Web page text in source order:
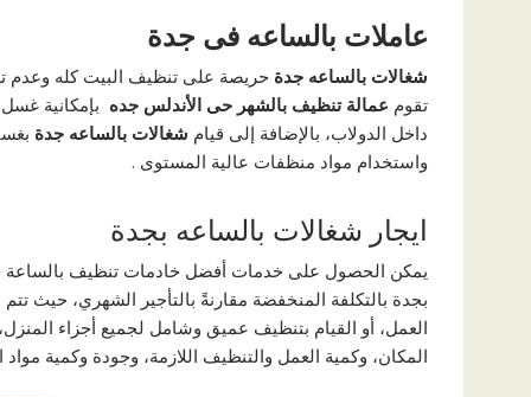
عاملات بالساعه فى جدة
شغالات بالساعه جدة حريصة على تنظيف البيت كله وعدم
تقوم عمالة تنظيف بالشهر حى الأندلس جده بإمكانية غسل
داخل الدولاب، بالإضافة إلى قيام شغالات بالساعه جدة
واستخدام مواد منظفات عالية المستوى .
ايجار شغالات بالساعه بجدة
يمكن الحصول على خدمات أفضل خادمات تنظيف بالساعة
بجدة بالتكلفة المنخفضة مقارنةً بالتأجير الشهري، حيث
العمل، أو القيام بتنظيف عميق وشامل لجميع أجزاء
المكان، وكمية العمل والتنظيف اللازمة، وجودة وكمية